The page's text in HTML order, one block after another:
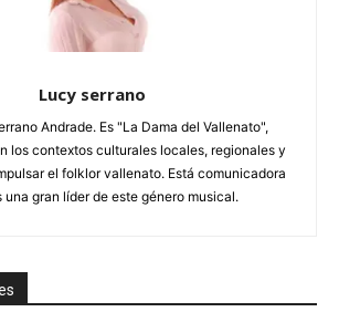
Lucy serrano
Andrade. Es "La Dama del Vallenato",
los contextos culturales locales, regionales y
el folklor vallenato. Está comunicadora
una gran líder de este género musical.